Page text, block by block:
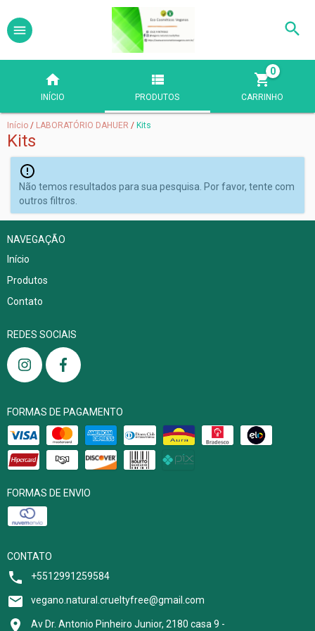
INÍCIO PRODUTOS CARRINHO
0
Início / LABORATÓRIO DAHUER / Kits
Kits
Não temos resultados para sua pesquisa. Por favor, tente com
outros filtros.
NAVEGAÇÃO
Início
Produtos
Contato
REDES SOCIAIS
FORMAS DE PAGAMENTO
FORMAS DE ENVIO
CONTATO
+5512991259584
vegano.natural.crueltyfree@gmail.com
Av Dr. Antonio Pinheiro Junior, 2180 casa 9 -